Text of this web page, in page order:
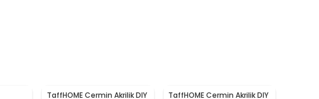
TaffHOME Cermin Akrilik DIY
TaffHOME Cermin Akrilik DIY